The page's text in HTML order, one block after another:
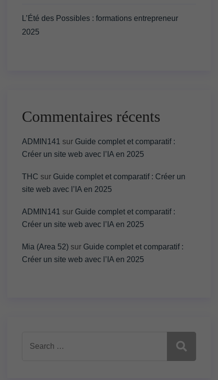
L’Été des Possibles : formations entrepreneur
2025
Commentaires récents
ADMIN141 sur Guide complet et comparatif :
Créer un site web avec l’IA en 2025
THC sur Guide complet et comparatif : Créer un
site web avec l’IA en 2025
ADMIN141 sur Guide complet et comparatif :
Créer un site web avec l’IA en 2025
Mia (Area 52) sur Guide complet et comparatif :
Créer un site web avec l’IA en 2025